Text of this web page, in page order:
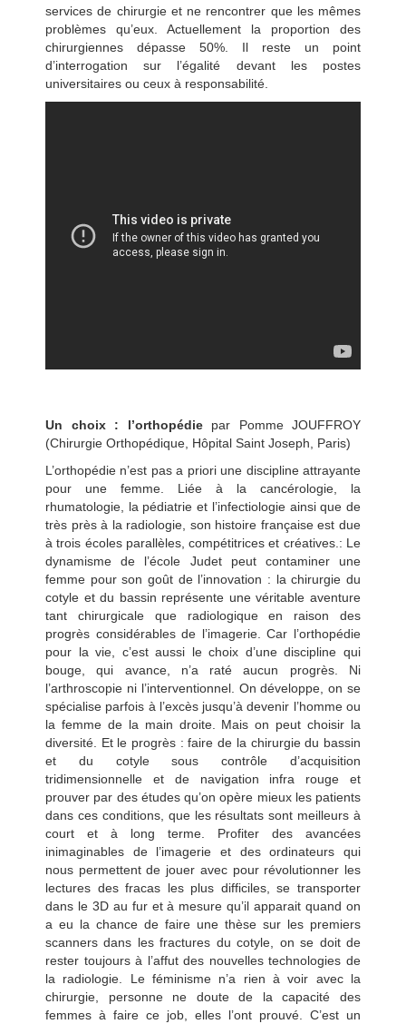
services de chirurgie et ne rencontrer que les mêmes
problèmes qu’eux. Actuellement la proportion des
chirurgiennes dépasse 50%. Il reste un point
d’interrogation sur l’égalité devant les postes
universitaires ou ceux à responsabilité.
Un choix : l’orthopédiepar Pomme JOUFFROY
(Chirurgie Orthopédique, Hôpital Saint Joseph, Paris)
L’orthopédie n’est pas a priori une discipline attrayante
pour une femme. Liée à la cancérologie, la
rhumatologie, la pédiatrie et l’infectiologie ainsi que de
très près à la radiologie, son histoire française est due
à trois écoles parallèles, compétitrices et créatives.: Le
dynamisme de l’école Judet peut contaminer une
femme pour son goût de l’innovation : la chirurgie du
cotyle et du bassin représente une véritable aventure
tant chirurgicale que radiologique en raison des
progrès considérables de l’imagerie. Car l’orthopédie
pour la vie, c’est aussi le choix d’une discipline qui
bouge, qui avance, n’a raté aucun progrès. Ni
l’arthroscopie ni l’interventionnel. On développe, on se
spécialise parfois à l’excès jusqu’à devenir l’homme ou
la femme de la main droite. Mais on peut choisir la
diversité. Et le progrès : faire de la chirurgie du bassin
et du cotyle sous contrôle d’acquisition
tridimensionnelle et de navigation infra rouge et
prouver par des études qu’on opère mieux les patients
dans ces conditions, que les résultats sont meilleurs à
court et à long terme. Profiter des avancées
inimaginables de l’imagerie et des ordinateurs qui
nous permettent de jouer avec pour révolutionner les
lectures des fracas les plus difficiles, se transporter
dans le 3D au fur et à mesure qu’il apparait quand on
a eu la chance de faire une thèse sur les premiers
scanners dans les fractures du cotyle, on se doit de
rester toujours à l’affut des nouvelles technologies de
la radiologie. Le féminisme n’a rien à voir avec la
chirurgie, personne ne doute de la capacité des
femmes à faire ce job, elles l’ont prouvé. C’est un